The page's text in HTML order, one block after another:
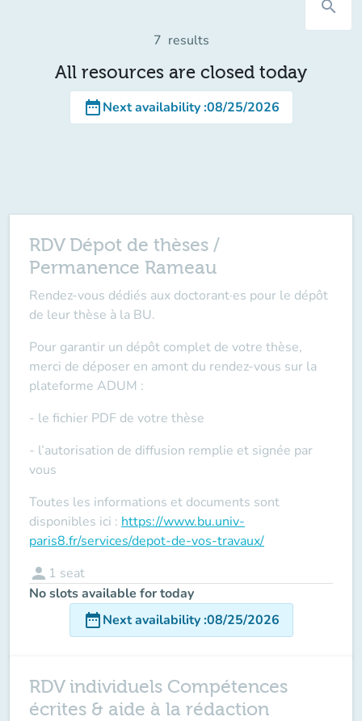
search
7 results
All resources are closed today
date_rangeNext availability:08/25/2026
RDV Dépot de thèses /
Permanence Rameau
Rendez-vous dédiés aux doctorant·es pour le dépôt
de leur thèse à la BU.
Pour garantir un dépôt complet de votre thèse,
merci de déposer en amont du rendez-vous sur la
plateforme ADUM :
- le fichier PDF de votre thèse
- l’autorisation de diffusion remplie et signée par
vous
Toutes les informations et documents sont
disponibles ici : https://www.bu.univ-
paris8.fr/services/depot-de-vos-travaux/
person 1 seat
No slots available for today
date_rangeNext availability:08/25/2026
RDV individuels Compétences
écrites & aide à la rédaction